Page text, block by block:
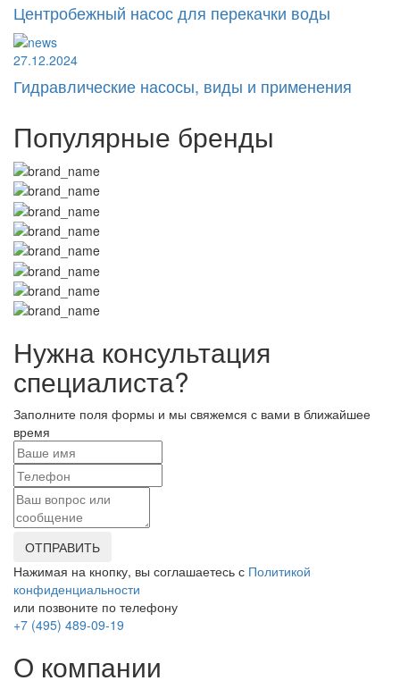
Центробежный насос для перекачки воды
27.12.2024
Гидравлические насосы, виды и применения
Популярные бренды
Нужна консультация
специалиста?
Заполните поля формы и мы свяжемся с вами в ближайшее
время
ОТПРАВИТЬ
Нажимая на кнопку, вы соглашаетесь с Политикой
конфиденциальности
или позвоните по телефону
+7 (495) 489-09-19
О компании